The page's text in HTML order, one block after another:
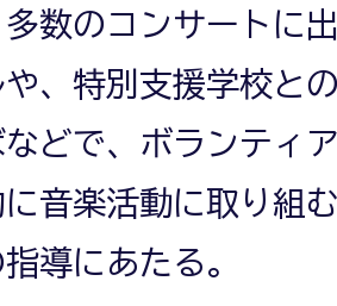
数のコンサートに
や、特別支援学校と
どで、ボランティ
音楽活動に取り組
導にあたる。